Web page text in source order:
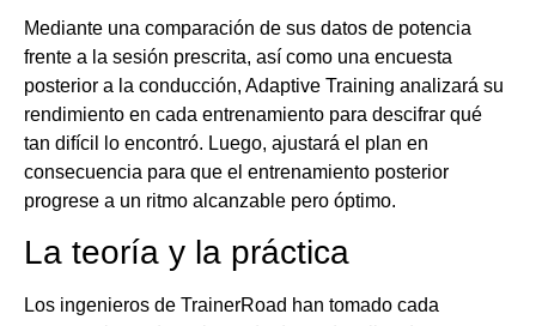
Mediante una comparación de sus datos de potencia
frente a la sesión prescrita, así como una encuesta
posterior a la conducción, Adaptive Training analizará su
rendimiento en cada entrenamiento para descifrar qué
tan difícil lo encontró. Luego, ajustará el plan en
consecuencia para que el entrenamiento posterior
progrese a un ritmo alcanzable pero óptimo.
La teoría y la práctica
Los ingenieros de TrainerRoad han tomado cada